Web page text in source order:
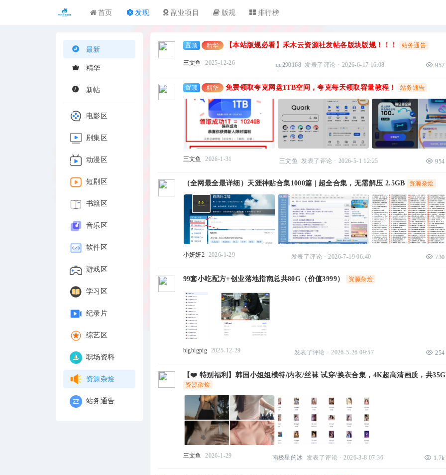
首页 发现 副业项目 版规 排行榜
最新
精华
新帖
电影区
剧集区
动漫区
短剧区
书籍区
音乐区
软件区
游戏区
学习区
纪录片
综艺区
职场资料
资源杂烩
站务通告
置顶 精华 【本站版规必看】禾木云资源社发帖各版块版规！！！ 站务通告
三文鱼 2025-12-26 qq290168 发表了评论 · 2026-6-17 16:08 957
置顶 精华 免费领取夸克网盘1TB空间，夸克每天领取容量教程！ 站务通告
三文鱼 2026-1-31 三文鱼 发表了评论 · 2026-5-1 12:25 954
（全网最全最详细）天涯神贴合集1000篇 | 超全合集，无需解压 2.5GB 资源杂烩
小妍妍2 2026-1-29 发表了评论 · 2026-7-19 06:40 730
99套小吃配方+创业落地指南总共80G（价值3999） 资源杂烩
bigbigpig 2025-12-29 发表了评论 · 2026-5-26 09:57 254
【❤️ 特别福利】韩国小姐姐模特/内衣/丝袜 试穿/换衣合集，4K超高清画质，共
资源杂烩
三文鱼 2026-1-29 南极星的冰 发表了评论 · 2026-3-8 07:36 1.7k